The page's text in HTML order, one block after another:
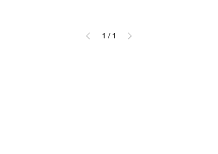
1 / 1